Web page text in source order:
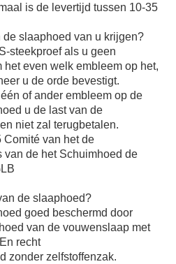
is de levertijd tussen 10-35
de slaaphoed van u krijgen?
steekproef als u geen
het even welk embleem op het,
u de orde bevestigt.
of ander embleem op de
u de last van de
niet zal terugbetalen.
Comité van het de
van de het Schuimhoed de
de slaaphoed?
goed beschermd door
van de vouwenslaap met
recht
zonder zelfstoffenzak.